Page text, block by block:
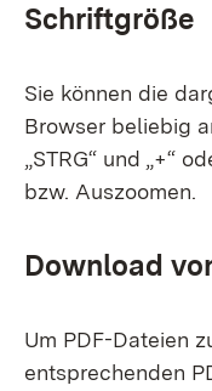
Schriftgröße
Sie können die
Browser beliebig
„STRG“ und „+“
bzw. Auszoomen.
Download
Um PDF-Dateien
entsprechenden